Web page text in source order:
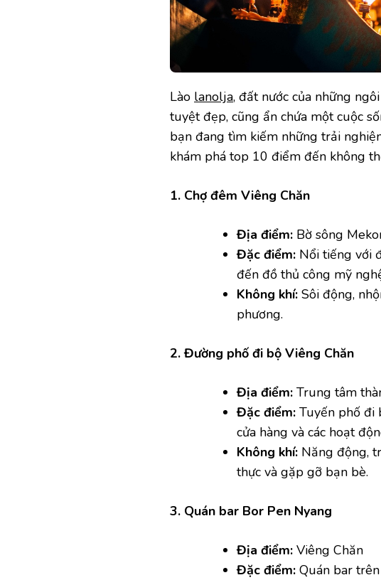
Lào lanolja, đất nước của những
tuyệt đẹp, cũng ẩn chứa một cuộc
bạn đang tìm kiếm những trải
khám phá top 10 điểm đến không
1. Chợ đêm Viêng Chăn
Địa điểm: Bờ sông
Đặc điểm: Nổi tiếng với
đến đồ thủ công mỹ
Không khí: Sôi động,
phương.
2. Đường phố đi bộ Viêng Chăn
Địa điểm: Trung tâm
Đặc điểm: Tuyến phố đi
cửa hàng và các hoạt
Không khí: Năng động,
thực và gặp gỡ bạn bè.
3. Quán bar Bor Pen Nyang
Địa điểm: Viêng Chăn
Đặc điểm: Quán bar